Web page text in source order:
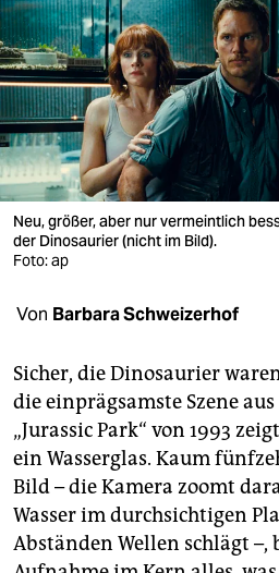
berlin
nord
wahrheit
verlag
verlag
veranstaltungen
unterstützen
abo
genossenschaft
epaper login
Neu, größer, aber nur vermeintlich
der Dinosaurier (nicht im Bild).
Foto: ap
Von Barbara Schweizerhof
Sicher, die Dinosaurier
die einprägsamste Szene
„Jurassic Park“ von 1993
ein Wasserglas. Kaum
Bild – die Kamera zoomt
Wasser im durchsichtigen
Abständen Wellen schlägt